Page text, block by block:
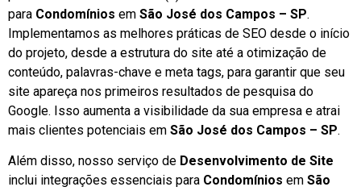
para Condomínios em São José dos Campos – SP.
Implementamos as melhores práticas de SEO desde o início
do projeto, desde a estrutura do site até a otimização de
conteúdo, palavras-chave e meta tags, para garantir que seu
site apareça nos primeiros resultados de pesquisa do
Google. Isso aumenta a visibilidade da sua empresa e atrai
mais clientes potenciais em São José dos Campos – SP.
Além disso, nosso serviço de Desenvolvimento de Site
inclui integrações essenciais para Condomínios em São